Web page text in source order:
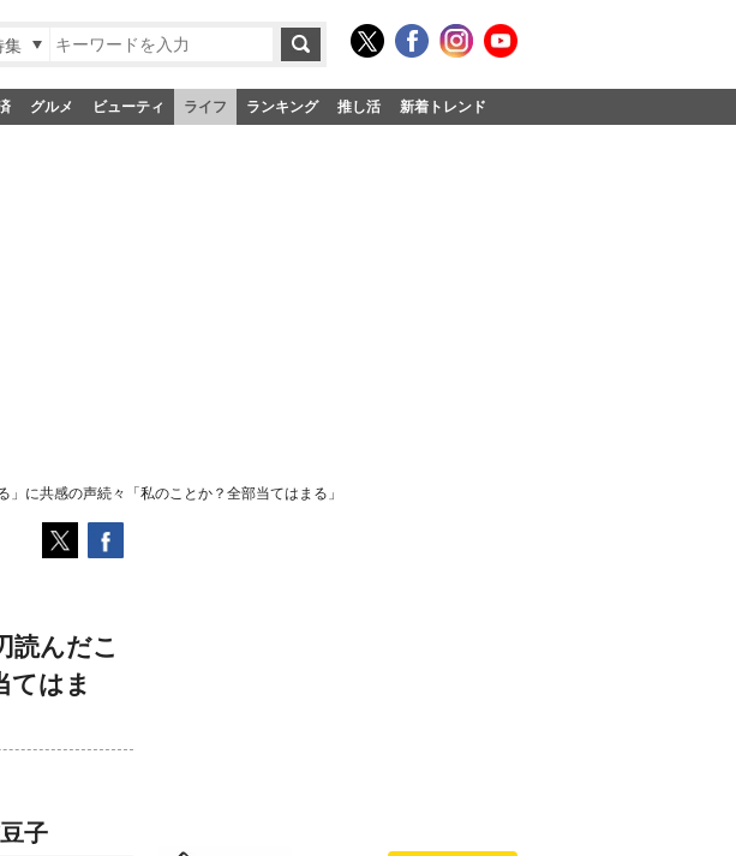
集
グルメ ビューティ ライフ ランキング 推し活 新着トレンド
に共感の声続々「私のことか？全部当てはまる」
読んだこ
てはま
子